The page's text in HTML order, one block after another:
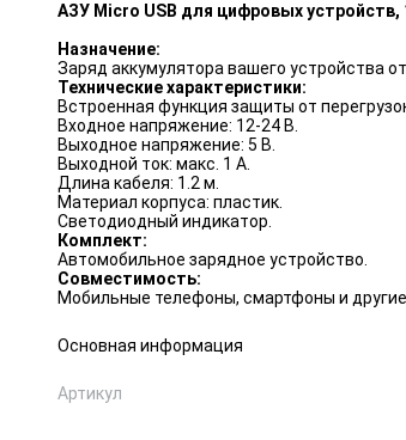
АЗУ Micro USB для цифровых устройств,
Назначение:
Заряд аккумулятора вашего устройства
Технические характеристики:
Встроенная функция защиты от
Входное напряжение: 12-24 В.
Выходное напряжение: 5 В.
Выходной ток: макс. 1 А.
Длина кабеля: 1.2 м.
Материал корпуса: пластик.
Светодиодный индикатор.
Комплект:
Автомобильное зарядное устройство.
Совместимость:
Мобильные телефоны, смартфоны и
Основная информация
Артикул